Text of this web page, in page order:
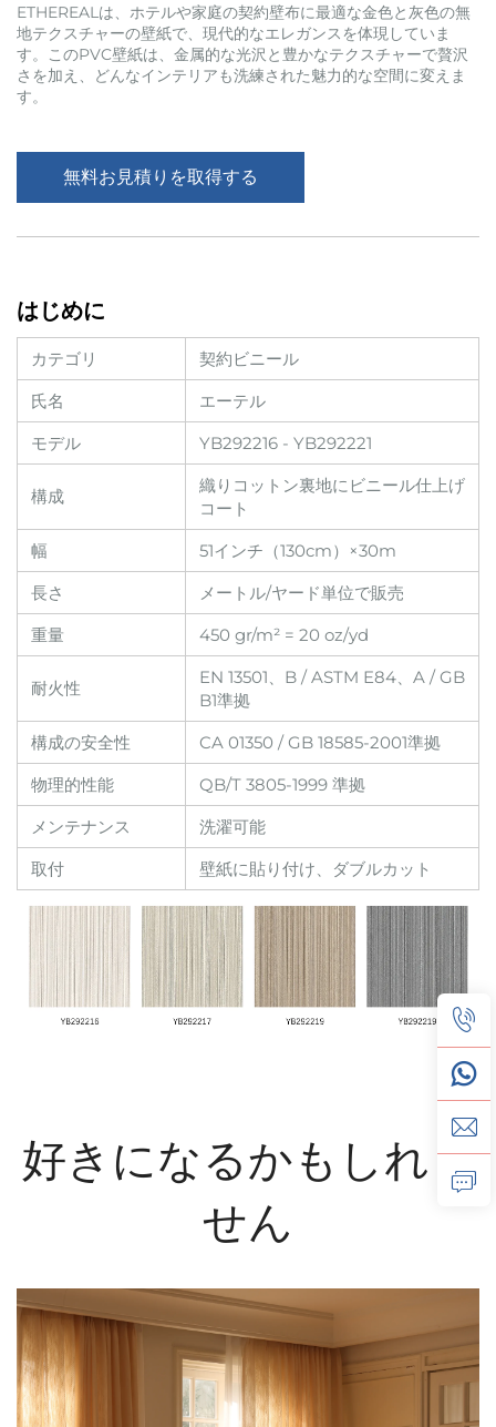
ETHEREALは、ホテルや家庭の契約壁布に最適な金色と灰色の無
地テクスチャーの壁紙で、現代的なエレガンスを体現していま
す。このPVC壁紙は、金属的な光沢と豊かなテクスチャーで贅沢
さを加え、どんなインテリアも洗練された魅力的な空間に変えま
す。
無料お見積りを取得する
はじめに
カテゴリ
契約ビニール
氏名
エーテル
モデル
YB292216 - YB292221
構成
織りコットン裏地にビニール仕上げ
コート
幅
51インチ（130cm）×30m
長さ
メートル/ヤード単位で販売
重量
450 gr/m² = 20 oz/yd
耐火性
EN 13501、B / ASTM E84、A / GB
B1準拠
構成の安全性
CA 01350 / GB 18585-2001準拠
物理的性能
QB/T 3805-1999 準拠
メンテナンス
洗濯可能
取付
壁紙に貼り付け、ダブルカット
好きになるかもしれま
せん